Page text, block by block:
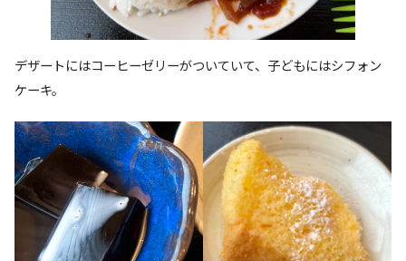
デザートにはコーヒーゼリーがついていて、子どもにはシフォン
ケーキ。